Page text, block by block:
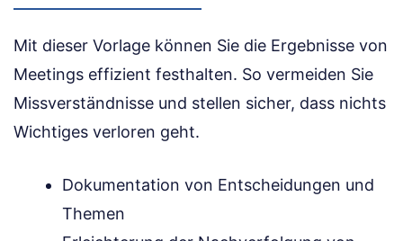
Mit dieser Vorlage können Sie die Ergebnisse von
Meetings effizient festhalten. So vermeiden Sie
Missverständnisse und stellen sicher, dass nichts
Wichtiges verloren geht.
Dokumentation von Entscheidungen und
Themen